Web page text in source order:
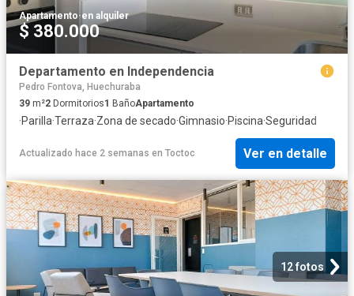
Apartamento·en alquiler
$ 380.000
Departamento en Independencia
Pedro Fontova, Huechuraba
39 m²2 Dormitorios1 BañoApartamento
·Parilla·Terraza·Zona de secado·Gimnasio·Piscina·Seguridad
Actualizado hace 2 semanas en Toctoc Ver en detalle
12 fotos